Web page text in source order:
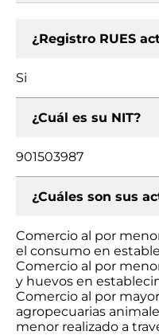
¿Registro RUES
Si
¿Cuál es su NIT?
901503987
¿Cuáles son sus
Comercio al por
el consumo en
Comercio al por
y huevos en
Comercio al por
agropecuarias
menor realizado a